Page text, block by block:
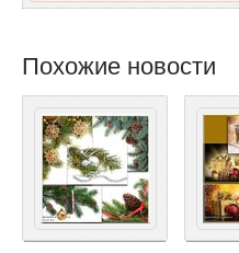
Похожие новости